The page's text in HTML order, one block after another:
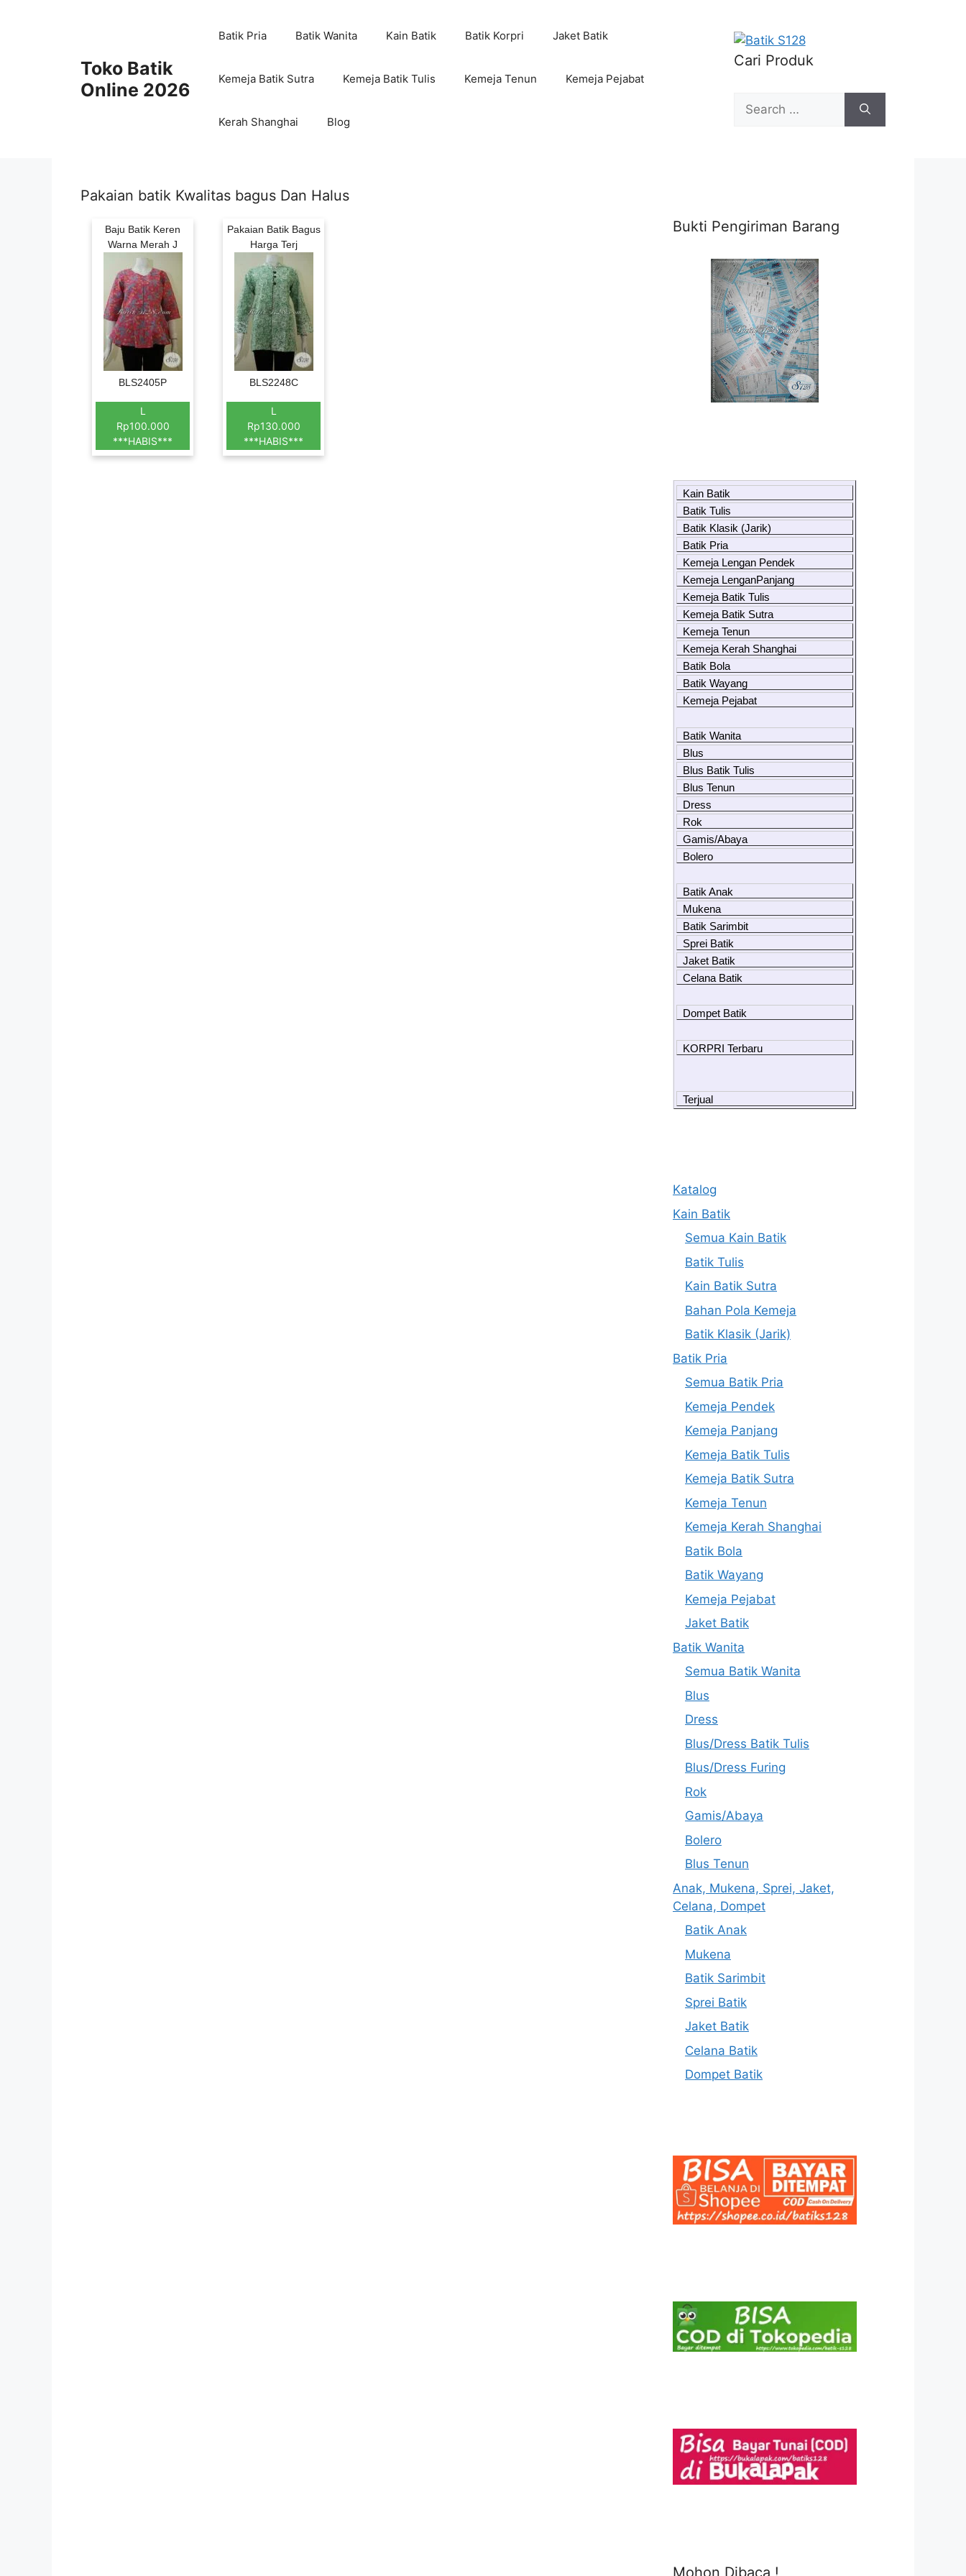
Toko Batik
Online 2026
Batik Pria Batik Wanita Kain Batik Batik Korpri Jaket Batik
Kemeja Batik Sutra Kemeja Batik Tulis Kemeja Tenun Kemeja Pejabat
Kerah Shanghai Blog
Cari Produk
Search
for:
Pakaian batik Kwalitas bagus Dan Halus
Baju Batik Keren
Warna Merah J
BLS2405P
L
Rp100.000
***HABIS***
Pakaian Batik Bagus
Harga Terj
BLS2248C
L
Rp130.000
***HABIS***
Bukti Pengiriman Barang
Kain Batik
Batik Tulis
Batik Klasik (Jarik)
Batik Pria
Kemeja Lengan Pendek
Kemeja LenganPanjang
Kemeja Batik Tulis
Kemeja Batik Sutra
Kemeja Tenun
Kemeja Kerah Shanghai
Batik Bola
Batik Wayang
Kemeja Pejabat
Batik Wanita
Blus
Blus Batik Tulis
Blus Tenun
Dress
Rok
Gamis/Abaya
Bolero
Batik Anak
Mukena
Batik Sarimbit
Sprei Batik
Jaket Batik
Celana Batik
Dompet Batik
KORPRI Terbaru
Terjual
Katalog
Kain Batik
Semua Kain Batik
Batik Tulis
Kain Batik Sutra
Bahan Pola Kemeja
Batik Klasik (Jarik)
Batik Pria
Semua Batik Pria
Kemeja Pendek
Kemeja Panjang
Kemeja Batik Tulis
Kemeja Batik Sutra
Kemeja Tenun
Kemeja Kerah Shanghai
Batik Bola
Batik Wayang
Kemeja Pejabat
Jaket Batik
Batik Wanita
Semua Batik Wanita
Blus
Dress
Blus/Dress Batik Tulis
Blus/Dress Furing
Rok
Gamis/Abaya
Bolero
Blus Tenun
Anak, Mukena, Sprei, Jaket,
Celana, Dompet
Batik Anak
Mukena
Batik Sarimbit
Sprei Batik
Jaket Batik
Celana Batik
Dompet Batik
Mohon Dibaca !